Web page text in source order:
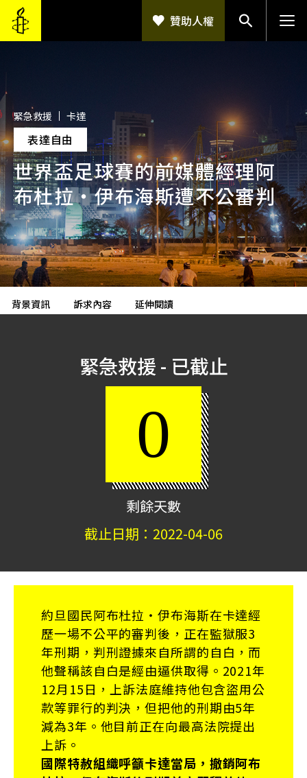
緊急救援 卡達
表達自由
世界盃足球賽的前媒體經理阿
布杜拉・伊布海斯遭不公審判
背景資訊 訴求內容 延伸閱讀
約旦國民阿布杜拉・伊布海斯在卡達經
歷一場不公平的審判後，正在監獄服3
年刑期，判刑證據來自所謂的自白，而
他聲稱該自白是經由逼供取得。2021年
12月15日，上訴法庭維持他包含盜用公
款等罪行的判決，但把他的刑期由5年
減為3年。他目前正在向最高法院提出
上訴。
國際特赦組織呼籲卡達當局，撤銷阿布
緊急救援 - 已截止
0
剩餘天數
截止日期： 2022-04-06
贊助人權